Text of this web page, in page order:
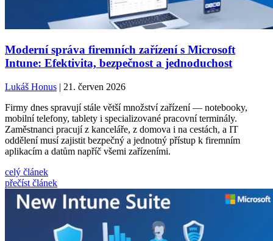
Moderní správa firemních zařízení s Microsoft
Intune: Efektivita, bezpečnost a jednoduchost
Lukáš Honus | 21. červen 2026
Firmy dnes spravují stále větší množství zařízení — notebooky,
mobilní telefony, tablety i specializované pracovní terminály.
Zaměstnanci pracují z kanceláře, z domova i na cestách, a IT
oddělení musí zajistit bezpečný a jednotný přístup k firemním
aplikacím a datům napříč všemi zařízeními.
celý článek
přečíst článek